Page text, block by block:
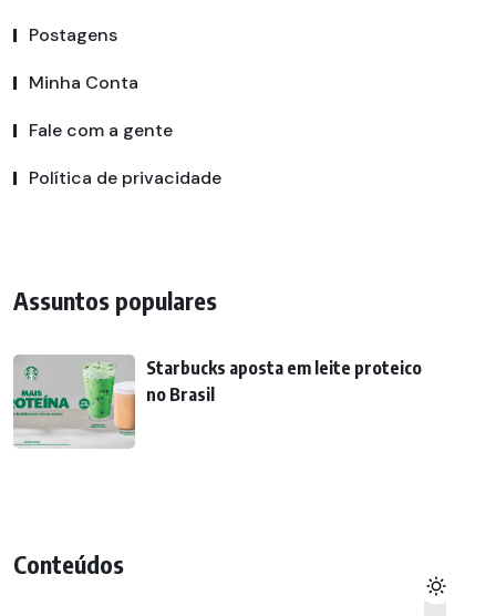
Postagens
Minha Conta
Fale com a gente
Política de privacidade
Assuntos populares
Starbucks aposta em leite proteico
no Brasil
Conteúdos